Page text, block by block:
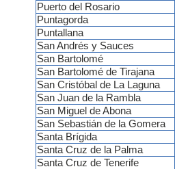
Puerto del Rosario
Puntagorda
Puntallana
San Andrés y Sauces
San Bartolomé
San Bartolomé de Tirajana
San Cristóbal de La Laguna
San Juan de la Rambla
San Miguel de Abona
San Sebastián de la Gomera
Santa Brígida
Santa Cruz de la Palma
Santa Cruz de Tenerife